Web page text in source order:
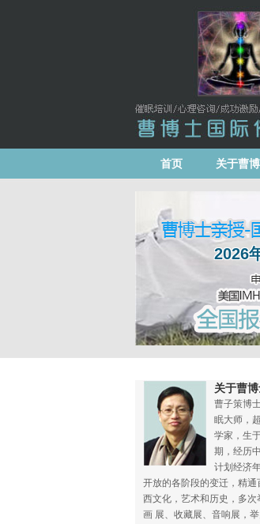
首页 关于曹
2026
关于曹
曹子策博
眠大师，
学家，生
期，经历
计划经济
开放的各阶段的变迁，精通
西文化，艺术和历史，多次
画 展、收藏展、音响展，举